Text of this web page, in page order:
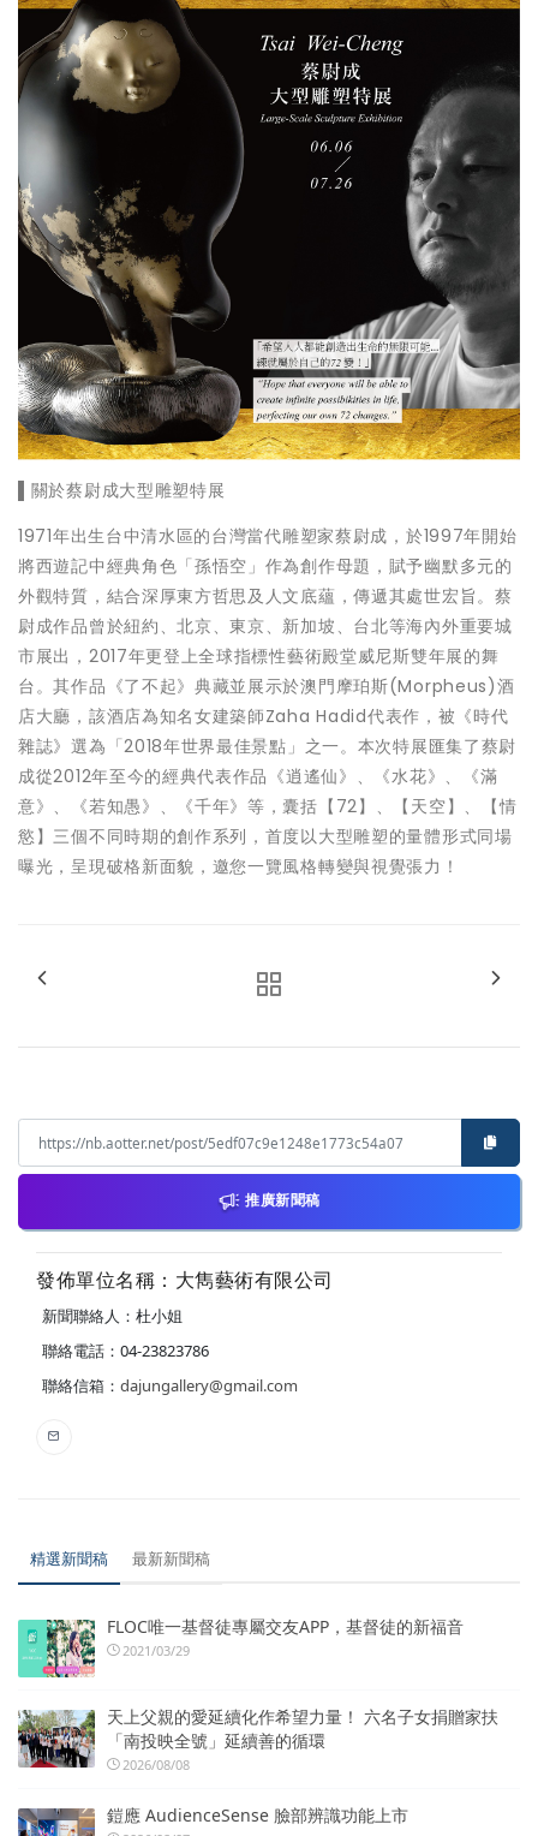
▌關於蔡尉成大型雕塑特展
1971年出生台中清水區的台灣當代雕塑家蔡尉成，於1997年開始
將西遊記中經典角色「孫悟空」作為創作母題，賦予幽默多元的
外觀特質，結合深厚東方哲思及人文底蘊，傳遞其處世宏旨。蔡
尉成作品曾於紐約、北京、東京、新加坡、台北等海內外重要城
市展出，2017年更登上全球指標性藝術殿堂威尼斯雙年展的舞
台。其作品《了不起》典藏並展示於澳門摩珀斯(Morpheus)酒
店大廳，該酒店為知名女建築師Zaha Hadid代表作，被《時代
雜誌》選為「2018年世界最佳景點」之一。本次特展匯集了蔡尉
成從2012年至今的經典代表作品《逍遙仙》、《水花》、《滿
意》、《若知愚》、《千年》等，囊括【72】、【天空】、【情
慾】三個不同時期的創作系列，首度以大型雕塑的量體形式同場
曝光，呈現破格新面貌，邀您一覽風格轉變與視覺張力！
推廣新聞稿
發佈單位名稱：大雋藝術有限公司
新聞聯絡人：杜小姐
聯絡電話：04-23823786
聯絡信箱： dajungallery@gmail.com
精選新聞稿 最新新聞稿
FLOC唯一基督徒專屬交友APP，基督徒的新福音
2021/03/29
天上父親的愛延續化作希望力量！ 六名子女捐贈家扶
「南投映全號」延續善的循環
2026/08/08
鎧應 AudienceSense 臉部辨識功能上市